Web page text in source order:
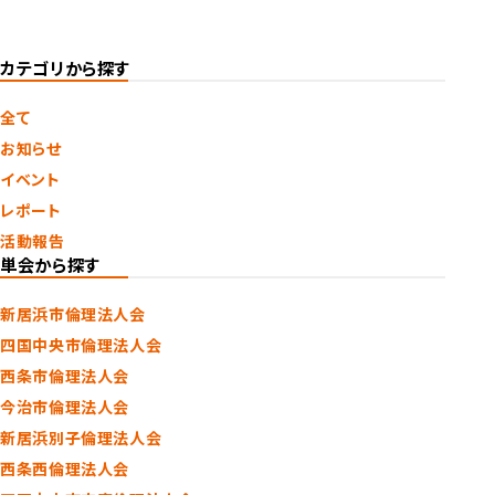
カテゴリから探す
全て
お知らせ
イベント
レポート
活動報告
単会から探す
新居浜市倫理法人会
四国中央市倫理法人会
西条市倫理法人会
今治市倫理法人会
新居浜別子倫理法人会
西条西倫理法人会